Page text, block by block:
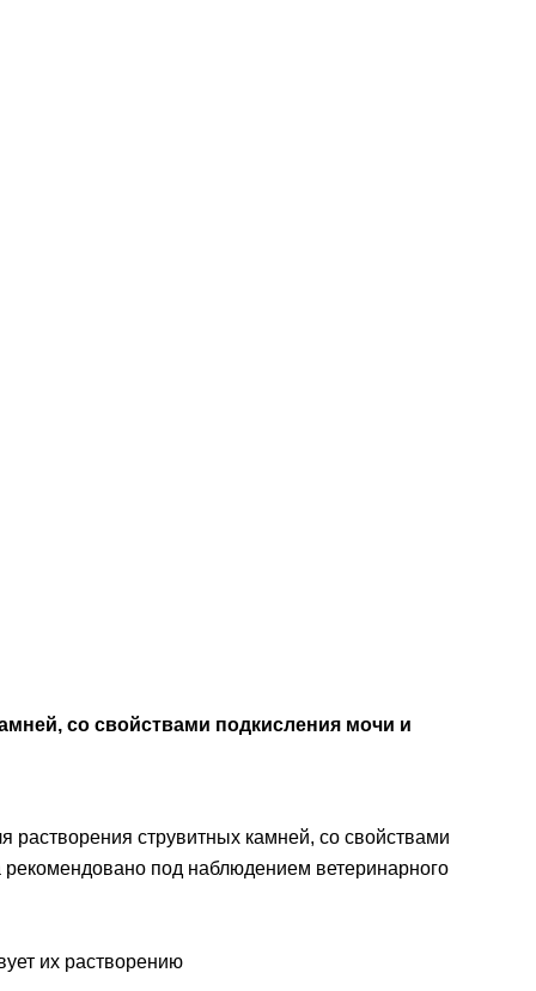
со свойствами подкисления мочи и
струвитных камней, со свойствами
под наблюдением ветеринарного
их растворению